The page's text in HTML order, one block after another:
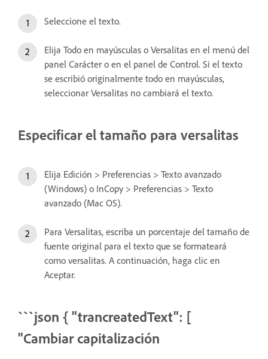
Seleccione el texto.
Elija Todo en mayúsculas o Versalitas en el menú del
panel Carácter o en el panel de Control. Si el texto
se escribió originalmente todo en mayúsculas,
seleccionar Versalitas no cambiará el texto.
Especificar el tamaño para versalitas
Elija Edición > Preferencias > Texto avanzado
(Windows) o InCopy > Preferencias > Texto
avanzado (Mac OS).
Para Versalitas, escriba un porcentaje del tamaño de
fuente original para el texto que se formateará
como versalitas. A continuación, haga clic en
Aceptar.
```json { "trancreatedText": [
"Cambiar capitalización